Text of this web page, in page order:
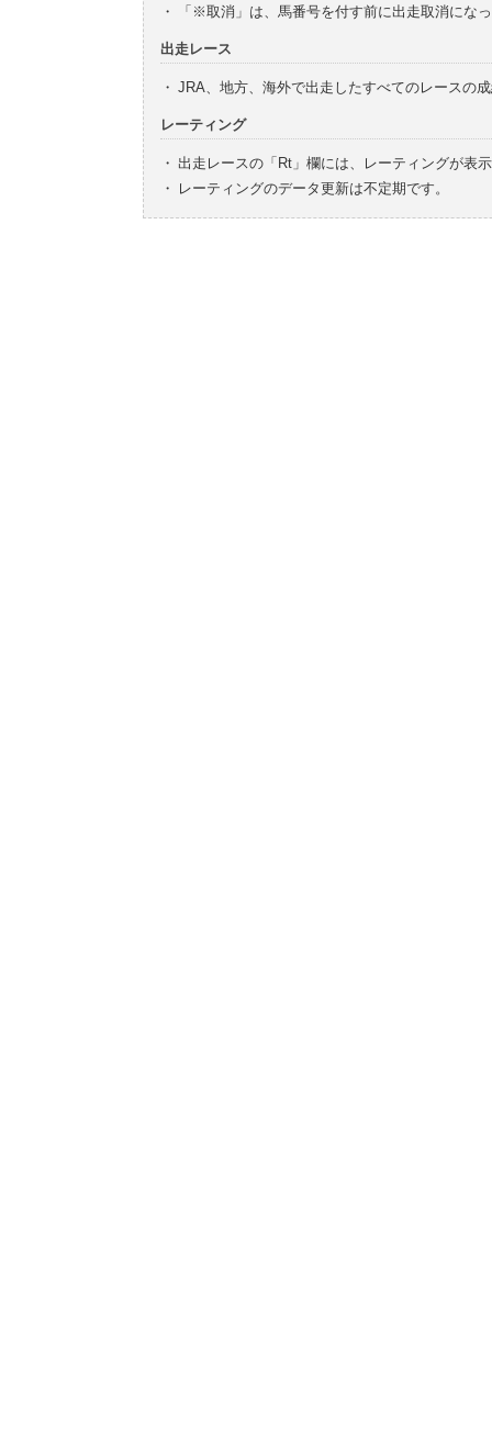
・ 「※取消」は、馬番号を付す前に出走取消にな
出走レース
・ JRA、地方、海外で出走したすべてのレースの
レーティング
・ 出走レースの「Rt」欄には、レーティングが表
・
レーティングのデータ更新は不定期です。